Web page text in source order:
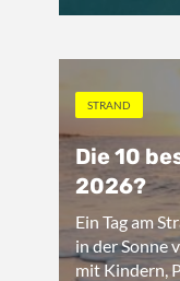
STRAND
Die 10
2026?
Ein Tag am
in der Sonne
mit Kindern,